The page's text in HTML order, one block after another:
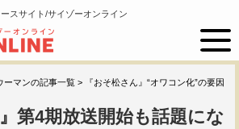
スサイト/サイゾーオンライン
ーマンの記事一覧 > 『おそ松さん』“オワコン化”の要因
第4期放送開始も話題にな